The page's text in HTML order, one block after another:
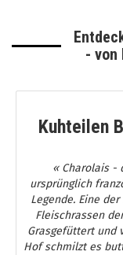
- von
Kuhteilen
« Charolais -
ursprünglich
Legende. Eine
Fleischrassen
Grasgefüttert und
Hof schmilzt es